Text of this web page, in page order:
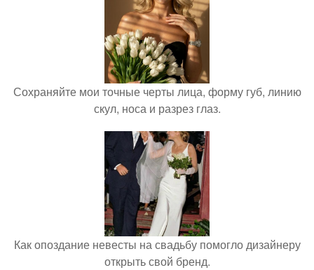
Сохраняйте мои точные черты лица, форму губ, линию
скул, носа и разрез глаз.
Как опоздание невесты на свадьбу помогло дизайнеру
открыть свой бренд.